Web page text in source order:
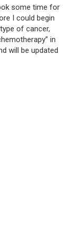
some time for
I could begin
of cancer,
in
will be updated